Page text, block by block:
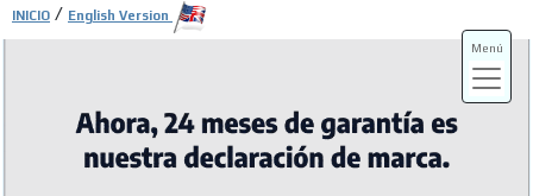
Menú
INICIO / English Version